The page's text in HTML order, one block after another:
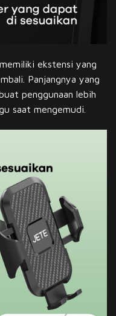
ekstensi yang
Panjangnya yang
penggunaan lebih
saat mengemudi.